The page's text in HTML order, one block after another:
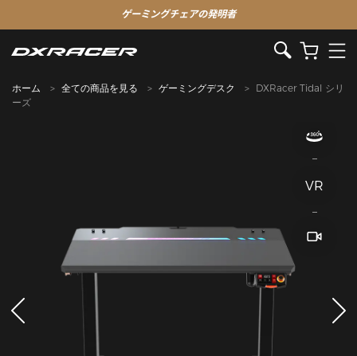
ゲーミングチェアの発明者
ホーム 全ての商品を見る ゲーミングデスク
DXRacer Tidal シリ
ーズ
VR